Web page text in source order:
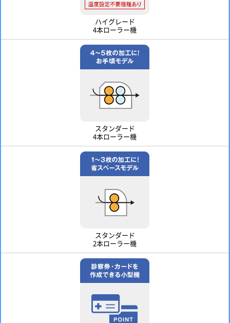
ハイグレード
4本ローラー機
スタンダード
4本ローラー機
スタンダード
2本ローラー機